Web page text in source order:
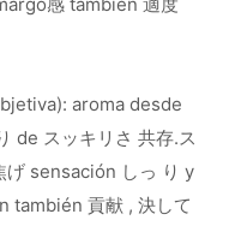
aroma desde
de スッキリさ 共存.ス
げ sensación しっ り y
también 貢献 , 決して